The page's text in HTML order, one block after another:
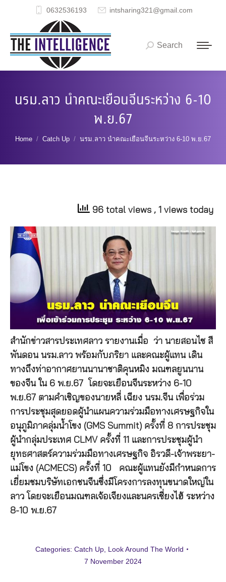
0632536193 intsharing321@gmail.com
Search:
Search
นรม.ลาว นำคณะเยือนจีนระหว่าง 6-10
พ.ย.67
You are here:
Home Catch Up นรม.ลาว นำคณะเยือนจีนระหว่าง 6-10 พ.ย.67
96 total views , 1 views today
สำนักข่าวสารประเทศลาว รายงานเมื่อ ว่า นายสอนไซ สี
พันดอน นรม.ลาว พร้อมกับภริยา และคณะผู้แทน เดิน
ทางถึงท่าอากาศยานนานาชาติคุนหมิง มณฑลยูนนาน
ของจีน ใน 6 พ.ย.67 โดยจะเยือนจีนระหว่าง 6-10
พ.ย.67 ตามคำเชิญของนายหลี่ เฉียง นรม.จีน เพื่อร่วม
การประชุมสุดยอดผู้นำแผนความร่วมมือทางเศรษฐกิจใน
อนุภูมิภาคลุ่มน้ำโขง (GMS Summit) ครั้งที่ 8 การประชุม
ผู้นำกลุ่มประเทศ CLMV ครั้งที่ 11 และการประชุมผู้นำ
ยุทธศาสตร์ความร่วมมือทางเศรษฐกิจ อิรวดี-เจ้าพระยา-
แม่โขง (ACMECS) ครั้งที่ 10 คณะผู้แทนยังมีกำหนดการ
เยี่ยมชมบริษัทเอกชนจีนซึ่งมีโครงการลงทุนขนาดใหญ่ใน
ลาว โดยจะเยือนมณฑลเจ้อเจียงและนครเซี่ยงไฮ้ ระหว่าง
8-10 พ.ย.67
Categories: Catch Up, Look Around The World
7 November 2024